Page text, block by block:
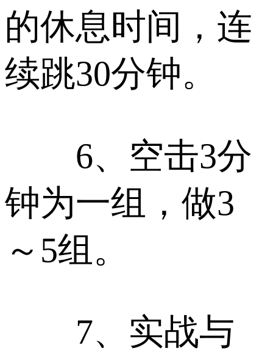
的休息时间，连
续跳30分钟。
6、空击3分
钟为一组，做3
～5组。
7、实战与